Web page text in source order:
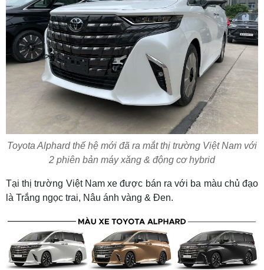
Toyota Alphard thế hệ mới đã ra mắt thị trường Việt Nam với
2 phiên bản máy xăng & động cơ hybrid
Tại thị trường Việt Nam xe được bán ra với ba màu chủ đạo
là Trắng ngọc trai, Nâu ánh vàng & Đen.